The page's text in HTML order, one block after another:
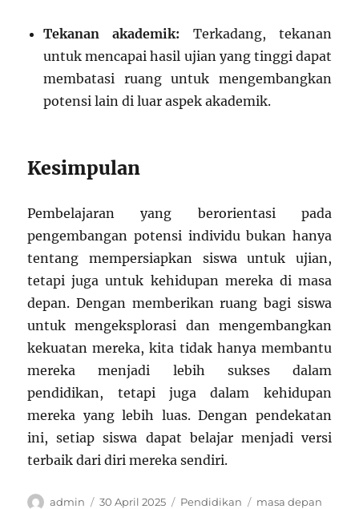
Tekanan akademik: Terkadang, tekanan
untuk mencapai hasil ujian yang tinggi dapat
membatasi ruang untuk mengembangkan
potensi lain di luar aspek akademik.
Kesimpulan
Pembelajaran yang berorientasi pada
pengembangan potensi individu bukan hanya
tentang mempersiapkan siswa untuk ujian,
tetapi juga untuk kehidupan mereka di masa
depan. Dengan memberikan ruang bagi siswa
untuk mengeksplorasi dan mengembangkan
kekuatan mereka, kita tidak hanya membantu
mereka menjadi lebih sukses dalam
pendidikan, tetapi juga dalam kehidupan
mereka yang lebih luas. Dengan pendekatan
ini, setiap siswa dapat belajar menjadi versi
terbaik dari diri mereka sendiri.
Author
admin
Posted
30 April 2025 Categories
Pendidikan Tags
masa depan